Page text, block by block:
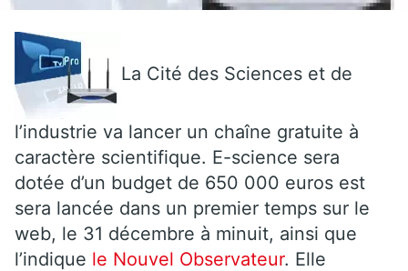
La Cité des Sciences et de
l’industrie va lancer un chaîne gratuite à
caractère scientifique. E-science sera
dotée d’un budget de 650 000 euros est
sera lancée dans un premier temps sur le
web, le 31 décembre à minuit, ainsi que
l’indique le Nouvel Observateur. Elle